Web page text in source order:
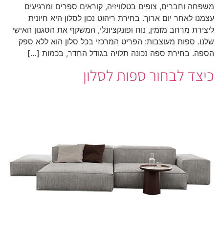
משפחה וחברים, צופים בטלוויזיה, קוראים ספרים ומרגיעים
עצמנו לאחר יום ארוך. בחירת ריהוט נכון לסלון היא חיונית
ליצירת מרחב מזמין, נוח ופונקציונלי, המשקף את הסגנון האישי
שלנו. ספות מעוצבות: הפריט המרכזי בכל סלון הוא ללא ספק
הספה. בחירת ספה נכונה תלויה בגודל החדר, בכמות […]
כיצד לבחור ספות לסלון